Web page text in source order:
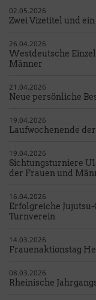
02.05.2026
Zwei Vizetitel und
26.04.2026
Westdeutsche
Männer
21.04.2026
Neue persönliche
19.04.2026
Laufwochenende
19.04.2026
Sichtungsturniere
der Frauen und
16.04.2026
Erfolgreiche
Turnverein
14.03.2026
Frauenaktionstag
08.03.2026
Rheinische